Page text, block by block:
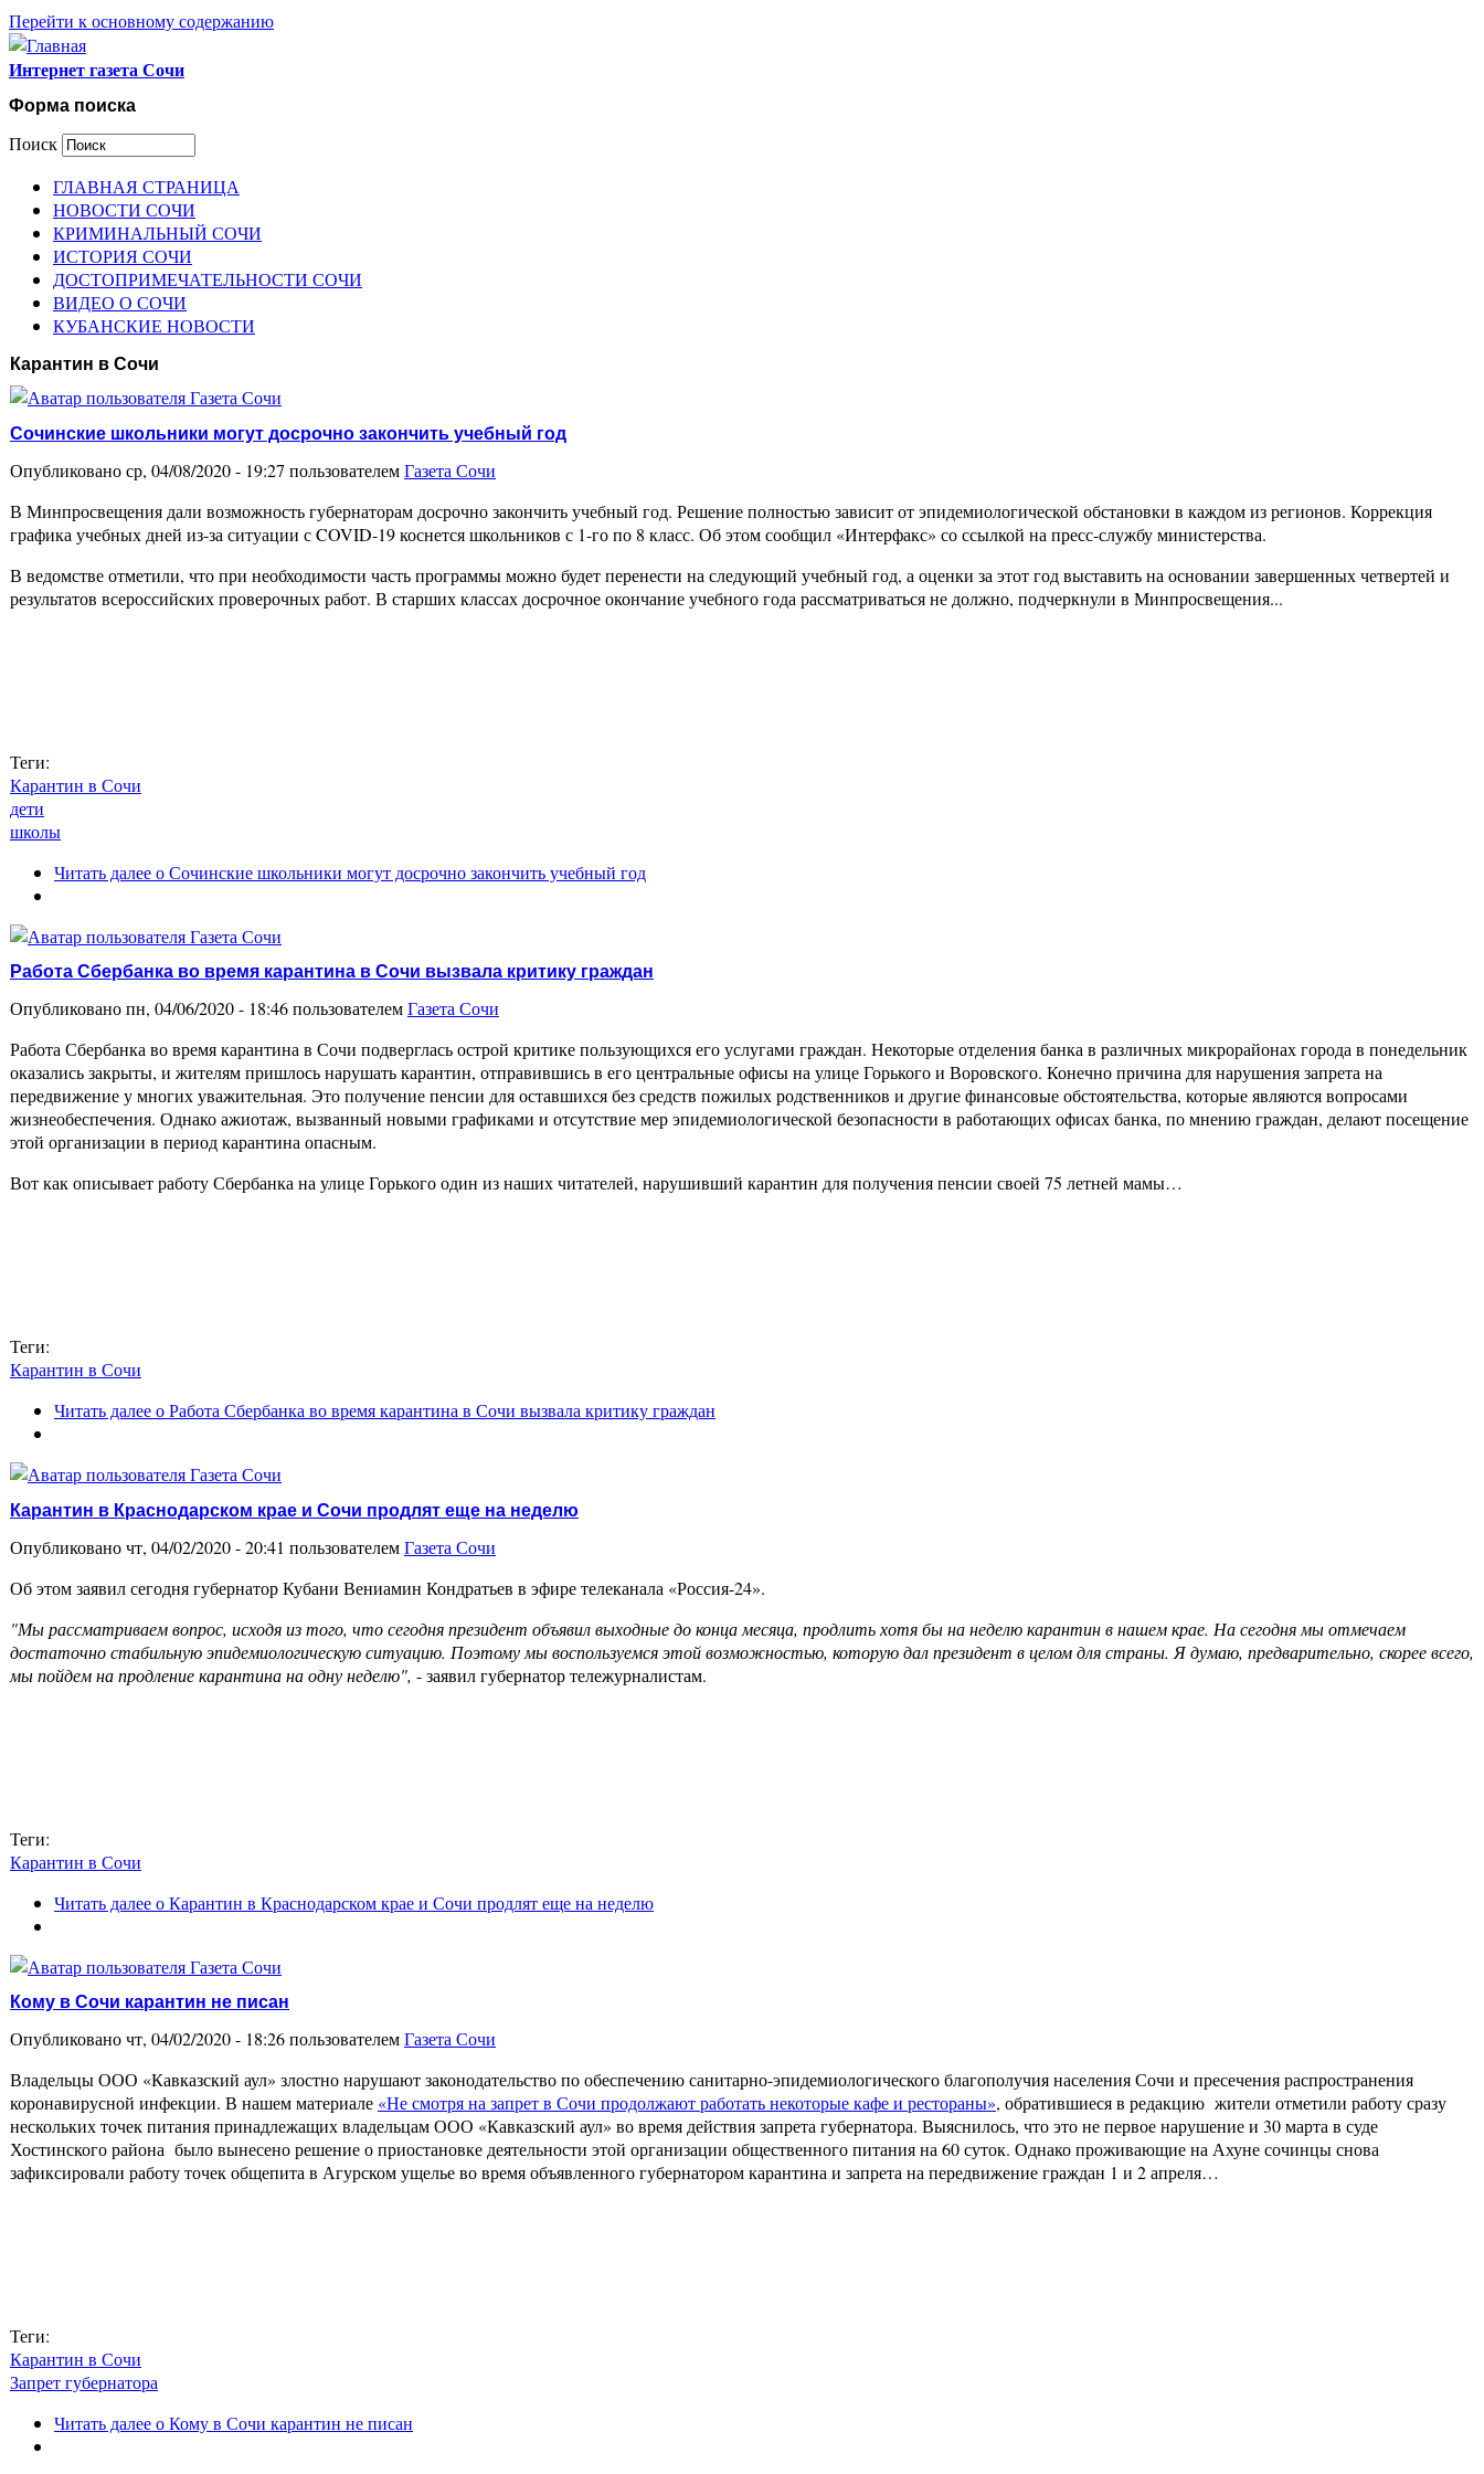
Перейти к основному содержанию
Интернет газета Сочи
Форма поиска
Поиск
ГЛАВНАЯ СТРАНИЦА
НОВОСТИ СОЧИ
КРИМИНАЛЬНЫЙ СОЧИ
ИСТОРИЯ СОЧИ
ДОСТОПРИМЕЧАТЕЛЬНОСТИ СОЧИ
ВИДЕО О СОЧИ
КУБАНСКИЕ НОВОСТИ
Карантин в Сочи
Сочинские школьники могут досрочно закончить учебный год
Опубликовано ср, 04/08/2020 - 19:27 пользователемГазета Сочи
В Минпросвещения дали возможность губернаторам досрочно закончить учебный год. Решение полностью зависит от эпидемиологической обстановки в каждом из регионов. Коррекция
графика учебных дней из-за ситуации с COVID-19 коснется школьников с 1-го по 8 класс. Об этом сообщил «Интерфакс» со ссылкой на пресс-службу министерства.
В ведомстве отметили, что при необходимости часть программы можно будет перенести на следующий учебный год, а оценки за этот год выставить на основании завершенных четвертей и
результатов всероссийских проверочных работ. В старших классах досрочное окончание учебного года рассматриваться не должно, подчеркнули в Минпросвещения...
Теги:
Карантин в Сочи
дети
школы
Читать далеео Сочинские школьники могут досрочно закончить учебный год
Работа Сбербанка во время карантина в Сочи вызвала критику граждан
Опубликовано пн, 04/06/2020 - 18:46 пользователемГазета Сочи
Работа Сбербанка во время карантина в Сочи подверглась острой критике пользующихся его услугами граждан. Некоторые отделения банка в различных микрорайонах города в понедельник
оказались закрыты, и жителям пришлось нарушать карантин, отправившись в его центральные офисы на улице Горького и Воровского. Конечно причина для нарушения запрета на
передвижение у многих уважительная. Это получение пенсии для оставшихся без средств пожилых родственников и другие финансовые обстоятельства, которые являются вопросами
жизнеобеспечения. Однако ажиотаж, вызванный новыми графиками и отсутствие мер эпидемиологической безопасности в работающих офисах банка, по мнению граждан, делают посещение
этой организации в период карантина опасным.
Вот как описывает работу Сбербанка на улице Горького один из наших читателей, нарушивший карантин для получения пенсии своей 75 летней мамы…
Теги:
Карантин в Сочи
Читать далеео Работа Сбербанка во время карантина в Сочи вызвала критику граждан
Карантин в Краснодарском крае и Сочи продлят еще на неделю
Опубликовано чт, 04/02/2020 - 20:41 пользователемГазета Сочи
Об этом заявил сегодня губернатор Кубани Вениамин Кондратьев в эфире телеканала «Россия-24».
"Мы рассматриваем вопрос, исходя из того, что сегодня президент объявил выходные до конца месяца, продлить хотя бы на неделю карантин в нашем крае. На сегодня мы отмечаем
достаточно стабильную эпидемиологическую ситуацию. Поэтому мы воспользуемся этой возможностью, которую дал президент в целом для страны. Я думаю, предварительно, скорее всего,
мы пойдем на продление карантина на одну неделю", - заявил губернатор тележурналистам.
Теги:
Карантин в Сочи
Читать далеео Карантин в Краснодарском крае и Сочи продлят еще на неделю
Кому в Сочи карантин не писан
Опубликовано чт, 04/02/2020 - 18:26 пользователемГазета Сочи
Владельцы ООО «Кавказский аул» злостно нарушают законодательство по обеспечению санитарно-эпидемиологического благополучия населения Сочи и пресечения распространения
коронавирусной инфекции. В нашем материале «Не смотря на запрет в Сочи продолжают работать некоторые кафе и рестораны», обратившиеся в редакцию жители отметили работу сразу
нескольких точек питания принадлежащих владельцам ООО «Кавказский аул» во время действия запрета губернатора. Выяснилось, что это не первое нарушение и 30 марта в суде
Хостинского района было вынесено решение о приостановке деятельности этой организации общественного питания на 60 суток. Однако проживающие на Ахуне сочинцы снова
зафиксировали работу точек общепита в Агурском ущелье во время объявленного губернатором карантина и запрета на передвижение граждан 1 и 2 апреля…
Теги:
Карантин в Сочи
Запрет губернатора
Читать далеео Кому в Сочи карантин не писан